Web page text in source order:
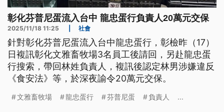
彰化芬普尼蛋流入台中 龍忠蛋行負責人20萬元交保
2025/11/18 11:25 社會
針對彰化芬普尼蛋流入台中龍忠蛋行，彰檢昨（17）
日複訊彰化文雅畜牧場3名員工後請回，另赴龍忠蛋
行搜索，帶回林姓負責人，複訊後認定林男涉嫌違反
《食安法》等，於深夜諭令20萬元交保。
文雅畜牧場 龍忠蛋行 芬普尼蛋 負責人 ...